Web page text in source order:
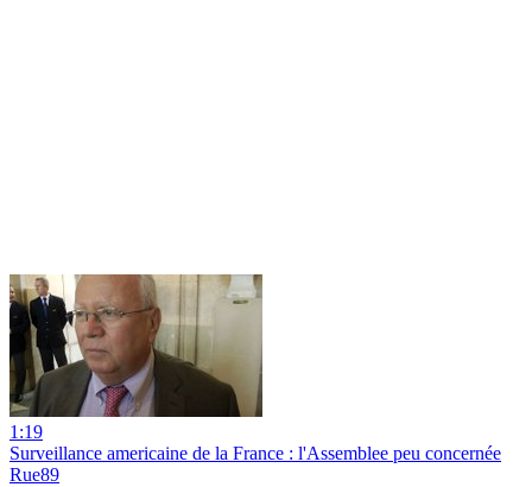
1:19
Surveillance americaine de la France : l'Assemblee peu concernée
Rue89